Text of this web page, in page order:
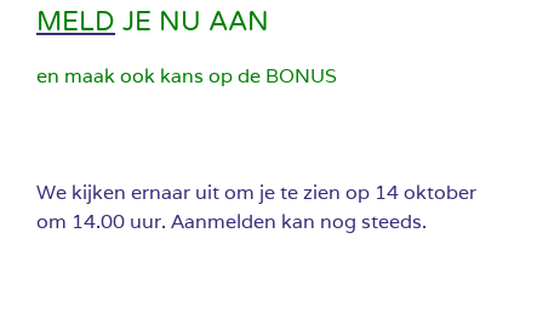
MELD JE NU AAN
en maak ook kans op de BONUS
We kijken ernaar uit om je te zien op 14 oktober
om 14.00 uur. Aanmelden kan nog steeds.